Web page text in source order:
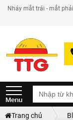
Nháy mắt trái - mắt
Trang chủ